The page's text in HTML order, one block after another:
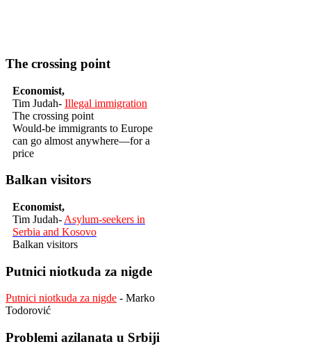
The crossing point
Economist,
Tim Judah- Illegal immigration
The crossing point
Would-be immigrants to Europe
can go almost anywhere—for a
price
Balkan visitors
Economist,
Tim Judah- Asylum-seekers in
Serbia and Kosovo
Balkan visitors
Putnici niotkuda za nigde
Putnici niotkuda za nigde - Marko
Todorović
Problemi azilanata u Srbiji